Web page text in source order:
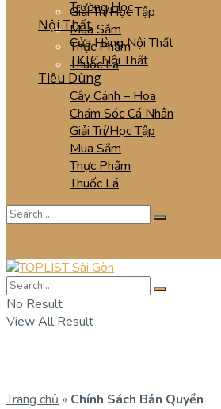
Giải Trí/Học Tập
Mua Sắm
Thực Phẩm
Thuốc Lá
Trường Học
Nội Thất
Cửa Hàng Nội Thất
TKTC Nội Thất
Tiêu Dùng
Cây Cảnh – Hoa
Chăm Sóc Cá Nhân
Giải Trí/Học Tập
Mua Sắm
Thực Phẩm
Thuốc Lá
No Result
View All Result
Trang chủ » Chính Sách Bản Quyền